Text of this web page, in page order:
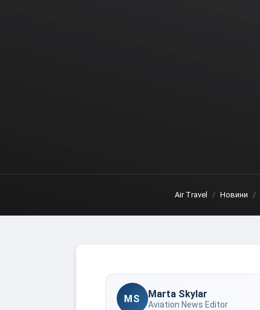
Air Travel Новини
MS Marta Skylar
Aviation News Editor